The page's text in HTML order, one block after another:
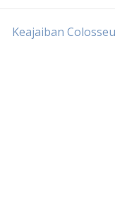
Keajaiban